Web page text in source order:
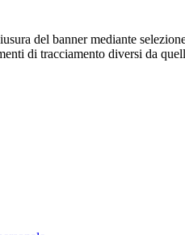
del banner mediante
di tracciamento diversi da